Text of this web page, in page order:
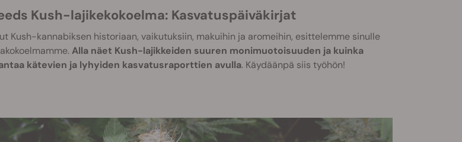
Kush-lajikekokoelma: Kasvatuspäiväkirjat
Kush-kannabiksen historiaan, vaikutuksiin, makuihin ja aromeihin, esittelemme sinulle
Alla näet Kush-lajikkeiden suuren monimuotoisuuden ja kuinka
kätevien ja lyhyiden kasvatusraporttien avulla. Käydäänpä siis työhön!